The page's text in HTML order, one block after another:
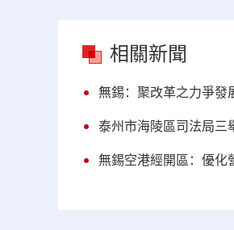
相關新聞
無錫：聚改革之力爭發
泰州市海陵區司法局三
無錫空港經開區：優化